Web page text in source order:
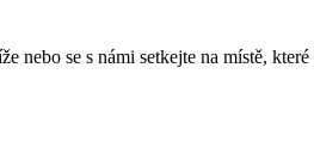
nebo se s námi setkejte na místě,